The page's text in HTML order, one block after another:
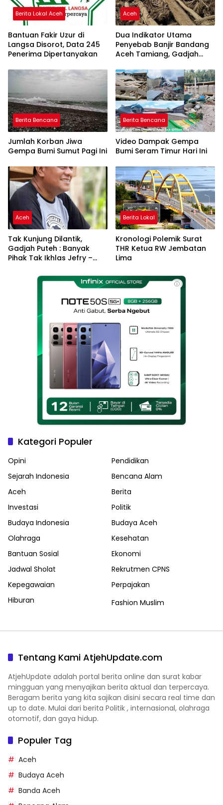
Berita Lokal Aceh
Bantuan Fakir Uzur di
Langsa Disorot, Data 245
Penerima Dipertanyakan
Aceh
Dua Indikator Utama
Penyebab Banjir Bandang
Aceh Tamiang, Gadjah
DAS
Berita Bencana
Jumlah Korban Jiwa
Gempa Bumi Sumut Pagi Ini
Berita Bencana
Video Dampak Gempa
Bumi Seram Timur Hari Ini
Aceh
Tak Kunjung Dilantik,
Gadjah Puteh : Banyak
Pihak Tak Ikhlas Jefry –
Berita Lokal
Kronologi Polemik Surat
THR Ketua RW Jembatan
Lima
ⓘ
Kategori Populer
Opini
Pendidikan
Sejarah Indonesia
Bencana Alam
Aceh
Berita
Investasi
Politik
Budaya Indonesia
Budaya Aceh
Olahraga
Kesehatan
Bantuan Sosial
Ekonomi
Jadwal Sholat
Rekrutmen CPNS
Kepegawaian
Perpajakan
Hiburan
Fashion Muslim
Tentang Kami AtjehUpdate.com
AtjehUpdate adalah portal berita online dan surat kabar
mingguan yang menyajikan berita aktual dan terpercaya.
Beragam berita yang kita sajikan disini secara real time dan
up to date. Mulai dari berita Politik , internasional, olahraga
otomotif, dan gaya hidup.
Populer Tag
Aceh
Budaya Aceh
Banda Aceh